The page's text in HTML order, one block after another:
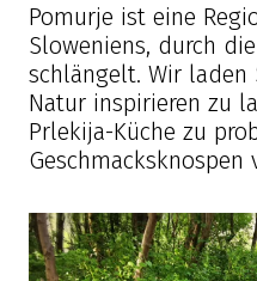
Pomurje ist eine
Sloweniens, durch
schlängelt. Wir laden
Natur inspirieren zu
Prlekija-Küche zu
Geschmacksknospen